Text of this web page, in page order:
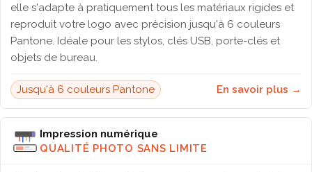
elle s'adapte à pratiquement tous les matériaux rigides et
reproduit votre logo avec précision jusqu'à 6 couleurs
Pantone. Idéale pour les stylos, clés USB, porte-clés et
objets de bureau.
Jusqu'à 6 couleurs Pantone En savoir plus →
Impression numérique
QUALITÉ PHOTO SANS LIMITE